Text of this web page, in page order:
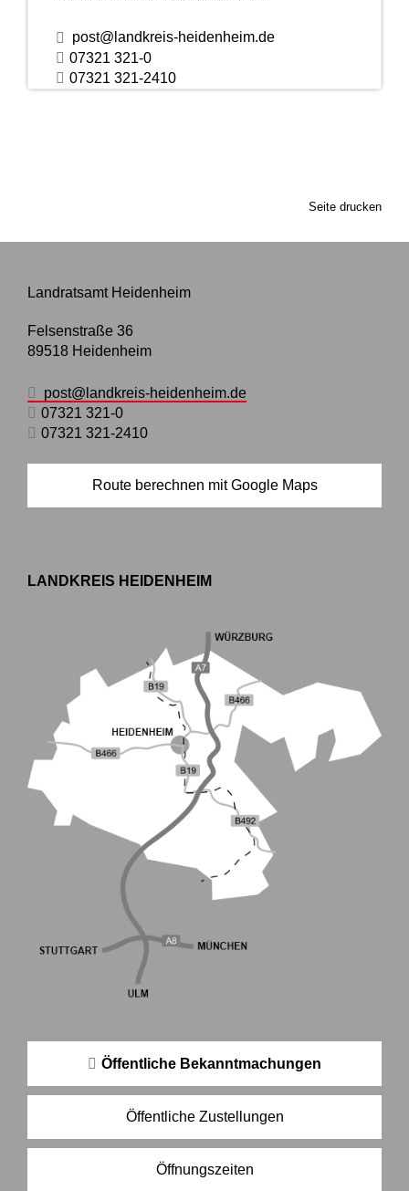
post@landkreis-heidenheim.de
07321 321-0
07321 321-2410
Seite drucken
Landratsamt Heidenheim
Felsenstraße 36
89518 Heidenheim
post@landkreis-heidenheim.de
07321 321-0
07321 321-2410
Route berechnen mit Google Maps
LANDKREIS HEIDENHEIM
Öffentliche Bekanntmachungen
Öffentliche Zustellungen
Öffnungszeiten